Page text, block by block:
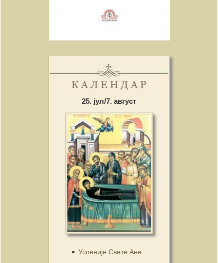
25. јул/7. август
Успеније Свете Ане